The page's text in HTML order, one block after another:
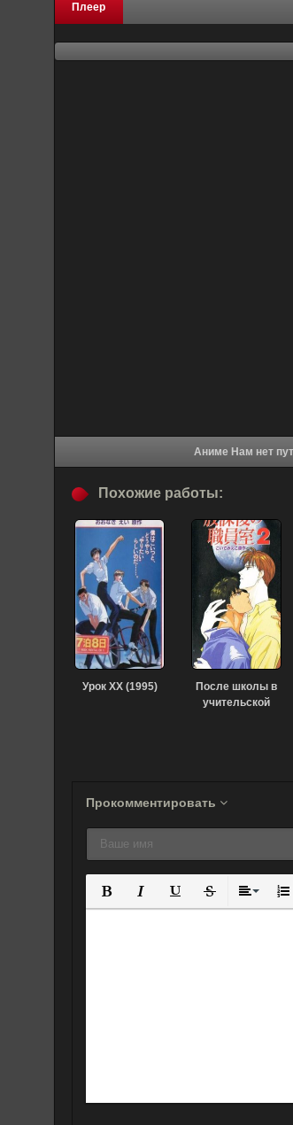
Плеер
Похожие работы:
Урок XX (1995)
После школы в
учительской
Прокомментировать
Полужирный
КурсивПодчеркнутый
Зачеркнутый